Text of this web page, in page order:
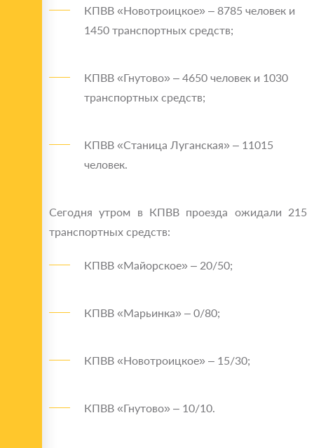
КПВВ «Новотроицкое» – 8785 человек и
1450 транспортных средств;
КПВВ «Гнутово» – 4650 человек и 1030
транспортных средств;
КПВВ «Станица Луганская» – 11015
человек.
Сегодня утром в КПВВ проезда ожидали 215
транспортных средств:
КПВВ «Майорское» – 20/50;
КПВВ «Марьинка» – 0/80;
КПВВ «Новотроицкое» – 15/30;
КПВВ «Гнутово» – 10/10.